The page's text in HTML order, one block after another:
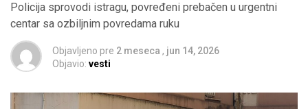
Policija sprovodi istragu, povređeni prebačen u urgentni
centar sa ozbiljnim povredama ruku
Objavljeno pre 2 meseca , jun 14, 2026
Objavio: vesti